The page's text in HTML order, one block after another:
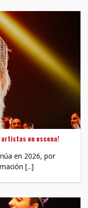
artistas en escena!
en 2026, por
[...]